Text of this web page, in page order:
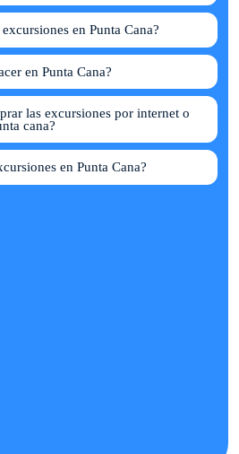
en Punta Cana?
en Punta Cana?
las excursiones por internet o
cana?
en Punta Cana?